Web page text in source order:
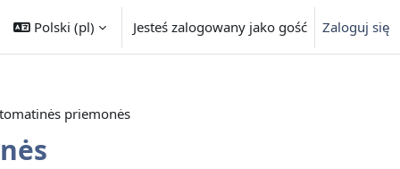
Polski ‎(pl)‎ Jesteś zalogowany jako gość Zaloguj się
priemonės